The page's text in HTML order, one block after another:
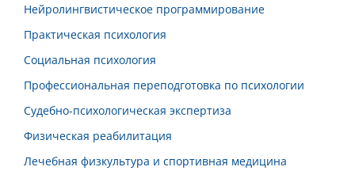
Нейролингвистическое программирование
Практическая психология
Социальная психология
Профессиональная переподготовка по психологии
Судебно-психологическая экспертиза
Физическая реабилитация
Лечебная физкультура и спортивная медицина